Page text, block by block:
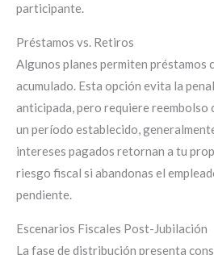
participante.
Préstamos vs. Retiros
Algunos planes permiten préstamos
acumulado. Esta opción evita la
anticipada, pero requiere reembolso
un período establecido,
intereses pagados retornan a tu
riesgo fiscal si abandonas el
pendiente.
Escenarios Fiscales Post-Jubilación
La fase de distribución presenta